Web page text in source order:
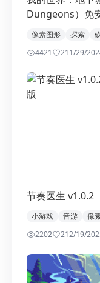
Dungeons）免
像素图形 探索
4421
211/29/
节奏医生 v1.0.2
小游戏 音游
像
2202
212/19/